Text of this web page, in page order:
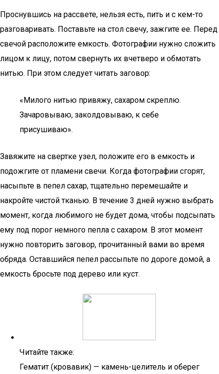
Проснувшись на рассвете, нельзя есть, пить и с кем-то
разговаривать. Поставьте на стол свечу, зажгите ее. Перед
свечой расположите емкость. Фотографии нужно сложить
лицом к лицу, потом свернуть их вчетверо и обмотать
нитью. При этом следует читать заговор:
«Милого нитью привяжу, сахаром скреплю.
Зачаровываю, заколдовываю, к себе
присушиваю».
Завяжите на свертке узел, положите его в емкость и
подожгите от пламени свечи. Когда фотографии сгорят,
насыпьте в пепел сахар, тщательно перемешайте и
накройте чистой тканью. В течение 3 дней нужно выбрать
момент, когда любимого не будет дома, чтобы подсыпать
ему под порог немного пепла с сахаром. В этот момент
нужно повторить заговор, прочитанный вами во время
обряда. Оставшийся пепел рассыпьте по дороге домой, а
емкость бросьте под дерево или куст.
Читайте также:
Гематит (кровавик) — камень-целитель и оберег